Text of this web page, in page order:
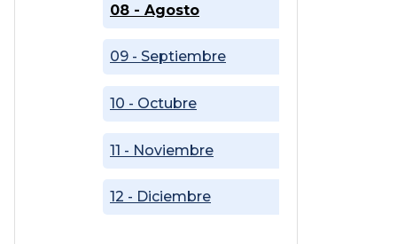
08 - Agosto
09 - Septiembre
10 - Octubre
11 - Noviembre
12 - Diciembre